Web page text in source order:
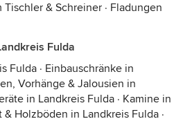
Tischler & Schreiner · Fladungen
Fulda
Fulda · Einbauschränke in
Vorhänge & Jalousien in
in Landkreis Fulda · Kamine in
& Holzböden in Landkreis Fulda ·